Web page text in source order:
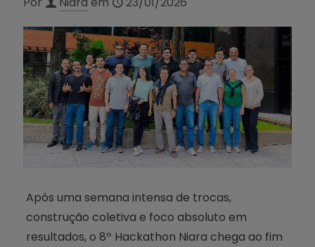
Após uma semana intensa de trocas,
construção coletiva e foco absoluto em
resultados, o 8º Hackathon Niara chega ao fim